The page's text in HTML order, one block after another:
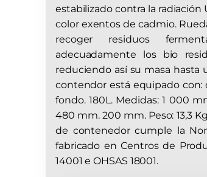
estabilizado contra la radiación
color exentos de cadmio.
recoger residuos
adecuadamente los bio
reduciendo así su masa hasta
contendor está equipado con:
fondo. 180L. Medidas: 1 000
480 mm. 200 mm. Peso: 13,3
de contenedor cumple la
fabricado en Centros de
14001 e OHSAS 18001.